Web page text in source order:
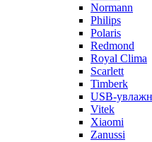
Normann
Philips
Polaris
Redmond
Royal Clima
Scarlett
Timberk
USB-
Vitek
Xiaomi
Zanussi